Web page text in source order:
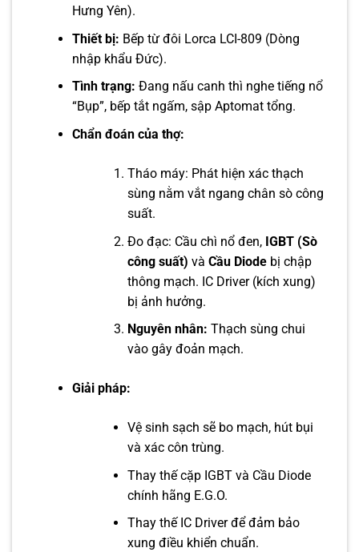
Hưng Yên).
Thiết bị: Bếp từ đôi Lorca LCI-809 (Dòng
nhập khẩu Đức).
Tình trạng: Đang nấu canh thì nghe tiếng nổ
“Bụp”, bếp tắt ngấm, sập Aptomat tổng.
Chẩn đoán của thợ:
Tháo máy: Phát hiện xác thạch
sùng nằm vắt ngang chân sò công
suất.
Đo đạc: Cầu chì nổ đen, IGBT (Sò
công suất) và Cầu Diodebị chập
thông mạch. IC Driver (kích xung)
bị ảnh hưởng.
Nguyên nhân: Thạch sùng chui
vào gây đoản mạch.
Giải pháp:
Vệ sinh sạch sẽ bo mạch, hút bụi
và xác côn trùng.
Thay thế cặp IGBT và Cầu Diode
chính hãng E.G.O.
Thay thế IC Driver để đảm bảo
xung điều khiển chuẩn.